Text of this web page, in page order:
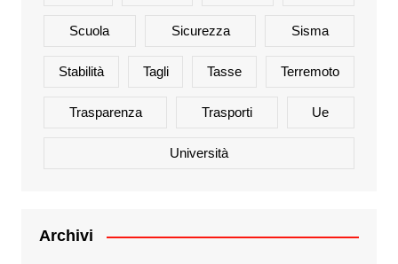
Scuola Sicurezza Sisma
Stabilità Tagli Tasse Terremoto
Trasparenza Trasporti Ue
Università
Archivi